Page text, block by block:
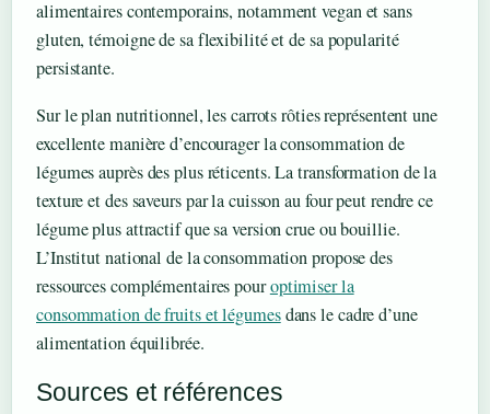
alimentaires contemporains, notamment vegan et sans
gluten, témoigne de sa flexibilité et de sa popularité
persistante.
Sur le plan nutritionnel, les carrots rôties représentent une
excellente manière d’encourager la consommation de
légumes auprès des plus réticents. La transformation de la
texture et des saveurs par la cuisson au four peut rendre ce
légume plus attractif que sa version crue ou bouillie.
L’Institut national de la consommation propose des
ressources complémentaires pouroptimiser la
consommation de fruits et légumesdans le cadre d’une
alimentation équilibrée.
Sources et références